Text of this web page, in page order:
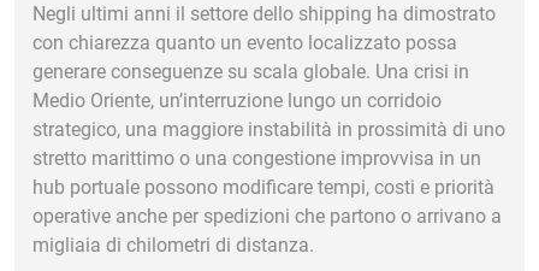
Negli ultimi anni il settore dello shipping ha dimostrato
con chiarezza quanto un evento localizzato possa
generare conseguenze su scala globale. Una crisi in
Medio Oriente, un’interruzione lungo un corridoio
strategico, una maggiore instabilità in prossimità di uno
stretto marittimo o una congestione improvvisa in un
hub portuale possono modificare tempi, costi e priorità
operative anche per spedizioni che partono o arrivano a
migliaia di chilometri di distanza.